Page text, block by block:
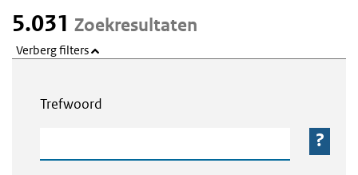
5.031 Zoekresultaten
Verberg filters
Trefwoord